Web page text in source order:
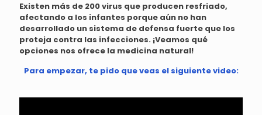
Existen más de 200 virus que producen resfriado,
afectando a los infantes porque aún no han
desarrollado un sistema de defensa fuerte que los
proteja contra las infecciones. ¡Veamos qué
opciones nos ofrece la medicina natural!
Para empezar, te pido que veas el siguiente video: